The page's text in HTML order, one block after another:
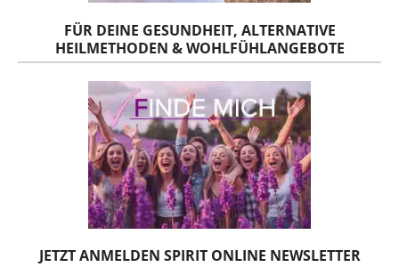
FÜR DEINE GESUNDHEIT, ALTERNATIVE
HEILMETHODEN & WOHLFÜHLANGEBOTE
JETZT ANMELDEN SPIRIT ONLINE NEWSLETTER